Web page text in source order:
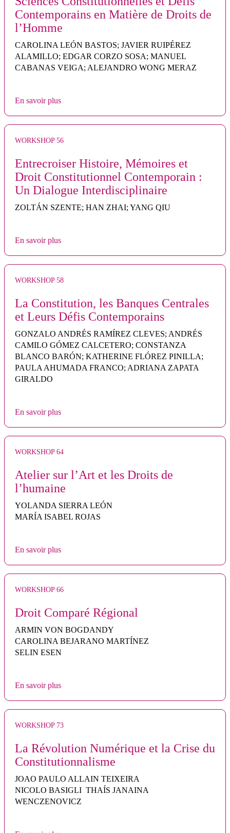
Contemporains en Matière de Droits de
l’Homme
CAROLINA LEÓN BASTOS; JAVIER RUIPÉREZ
ALAMILLO; EDGAR CORZO SOSA; MANUEL
CABANAS VEIGA; ALEJANDRO WONG MERAZ
En savoir plus
WORKSHOP 56
Entrecroiser Histoire, Mémoires et
Droit Constitutionnel Contemporain :
Un Dialogue Interdisciplinaire
ZOLTÁN SZENTE; HAN ZHAI; YANG QIU
En savoir plus
WORKSHOP 58
La Constitution, les Banques Centrales
et Leurs Défis Contemporains
GONZALO ANDRÉS RAMÍREZ CLEVES; ANDRÉS
CAMILO GÓMEZ CALCETERO; CONSTANZA
BLANCO BARÓN; KATHERINE FLÓREZ PINILLA;
PAULA AHUMADA FRANCO; ADRIANA ZAPATA
GIRALDO
En savoir plus
WORKSHOP 64
Atelier sur l’Art et les Droits de
l’humaine
YOLANDA SIERRA LEÓN
MARÍA ISABEL ROJAS
En savoir plus
WORKSHOP 66
Droit Comparé Régional
ARMIN VON BOGDANDY
CAROLINA BEJARANO MARTÍNEZ
SELIN ESEN
En savoir plus
WORKSHOP 73
La Révolution Numérique et la Crise du
Constitutionnalisme
JOAO PAULO ALLAIN TEIXEIRA
NICOLO BASIGLI THAÍS JANAINA
WENCZENOVICZ